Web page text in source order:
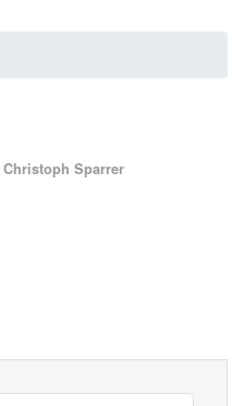
Christoph Sparrer